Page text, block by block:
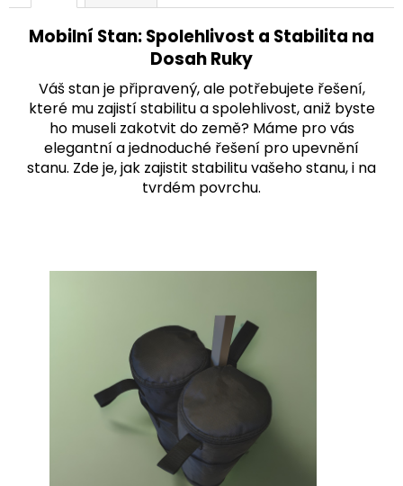
Mobilní Stan: Spolehlivost a Stabilita na
Dosah Ruky
Váš stan je připravený, ale potřebujete řešení,
které mu zajistí stabilitu a spolehlivost, aniž byste
ho museli zakotvit do země? Máme pro vás
elegantní a jednoduché řešení pro upevnění
stanu. Zde je, jak zajistit stabilitu vašeho stanu, i na
tvrdém povrchu.